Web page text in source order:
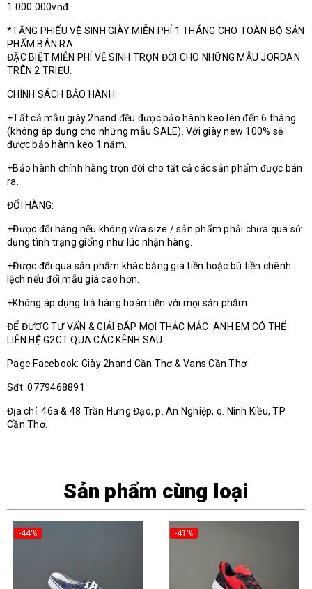
1.000.000vnđ
*TẶNG PHIẾU VỆ SINH GIÀY MIỄN PHÍ 1 THÁNG CHO TOÀN BỘ SẢN
PHẨM BÁN RA.
ĐẶC BIỆT MIỄN PHÍ VỆ SINH TRỌN ĐỜI CHO NHỮNG MẪU JORDAN
TRÊN 2 TRIỆU.
CHÍNH SÁCH BẢO HÀNH:
+Tất cả mẫu giày 2hand đều được bảo hành keo lên đến 6 tháng
(không áp dụng cho những mẫu SALE). Với giày new 100% sẽ
được bảo hành keo 1 năm.
+Bảo hành chính hãng trọn đời cho tất cả các sản phẩm được bán
ra.
ĐỔI HÀNG:
+Được đổi hàng nếu không vừa size / sản phẩm phải chưa qua sử
dụng tình trạng giống như lúc nhận hàng.
+Được đổi qua sản phẩm khác bằng giá tiền hoặc bù tiền chênh
lệch nếu đổi mẫu giá cao hơn.
+Không áp dụng trả hàng hoàn tiền với mọi sản phẩm.
ĐỂ ĐƯỢC TƯ VẤN & GIẢI ĐÁP MỌI THẮC MẮC. ANH EM CÓ THỂ
LIÊN HỆ G2CT QUA CÁC KÊNH SAU.
Page Facebook: Giày 2hand Cần Thơ & Vans Cần Thơ
Sđt: 0779468891
Địa chỉ: 46a & 48 Trần Hưng Đạo, p. An Nghiệp, q. Ninh Kiều, TP
Cần Thơ.
Sản phẩm cùng loại
-44% -41%